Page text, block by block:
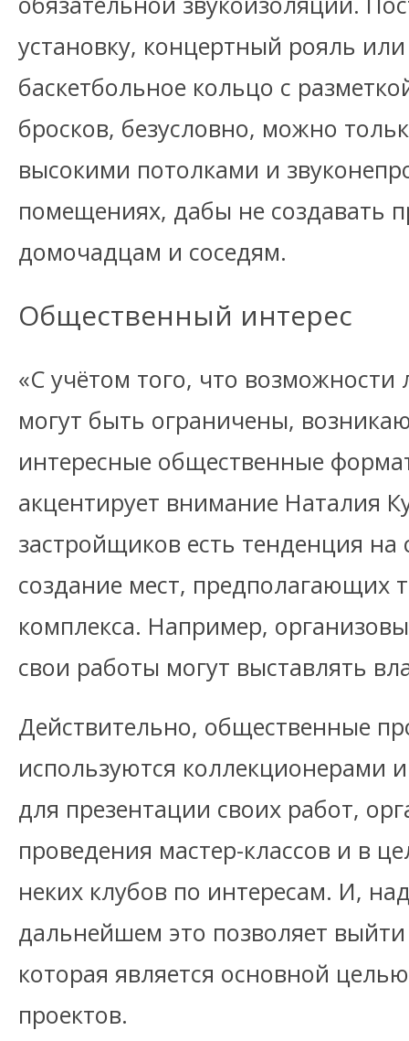
установку, концертный рояль
баскетбольное кольцо с
бросков, безусловно, можно
высокими потолками и
помещениях, дабы не создавать
домочадцам и соседям.
Общественный интерес
«С учётом того, что возможности
могут быть ограничены,
интересные общественные
акцентирует внимание Наталия
застройщиков есть тенденция
создание мест, предполагающих
комплекса. Например,
свои работы могут выставлять
Действительно, общественные
используются коллекционерами
для презентации своих работ,
проведения мастер-классов и в
неких клубов по интересам. И,
дальнейшем это позволяет
которая является основной
проектов.